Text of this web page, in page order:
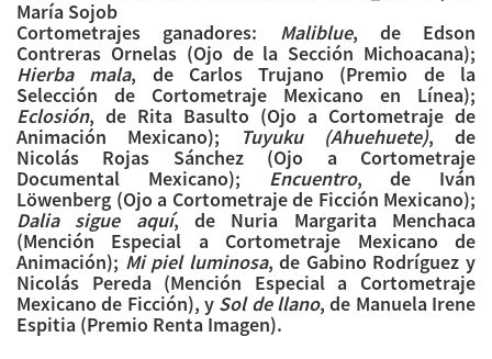
María Sojob
Cortometrajes ganadores: Maliblue, de Edson
Contreras Ornelas (Ojo de la Sección Michoacana);
Hierba mala, de Carlos Trujano (Premio de la
Selección de Cortometraje Mexicano en Línea);
Eclosión, de Rita Basulto (Ojo a Cortometraje de
Animación Mexicano);
Tuyuku (Ahuehuete), de
Nicolás Rojas Sánchez (Ojo a Cortometraje
Documental Mexicano); Encuentro, de Iván
Löwenberg (Ojo a Cortometraje de Ficción Mexicano);
Dalia sigue aquí, de Nuria Margarita Menchaca
(Mención Especial a Cortometraje Mexicano de
Animación); Mi piel luminosa, de Gabino Rodríguez y
Nicolás Pereda (Mención Especial a Cortometraje
Mexicano de Ficción), y Sol de llano, de Manuela Irene
Espitia (Premio Renta Imagen).